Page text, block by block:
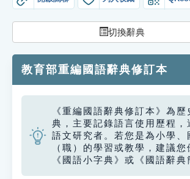
教學應用
貓頭鷹博士
切換辭典
教育部重編國語辭典修訂本
《重編國語辭典修訂本》為歷
典，主要記錄語言使用歷程，
語文研究者。若您是為小學、
（職）的學習或教學，建議您
《國語小字典》或《國語辭典